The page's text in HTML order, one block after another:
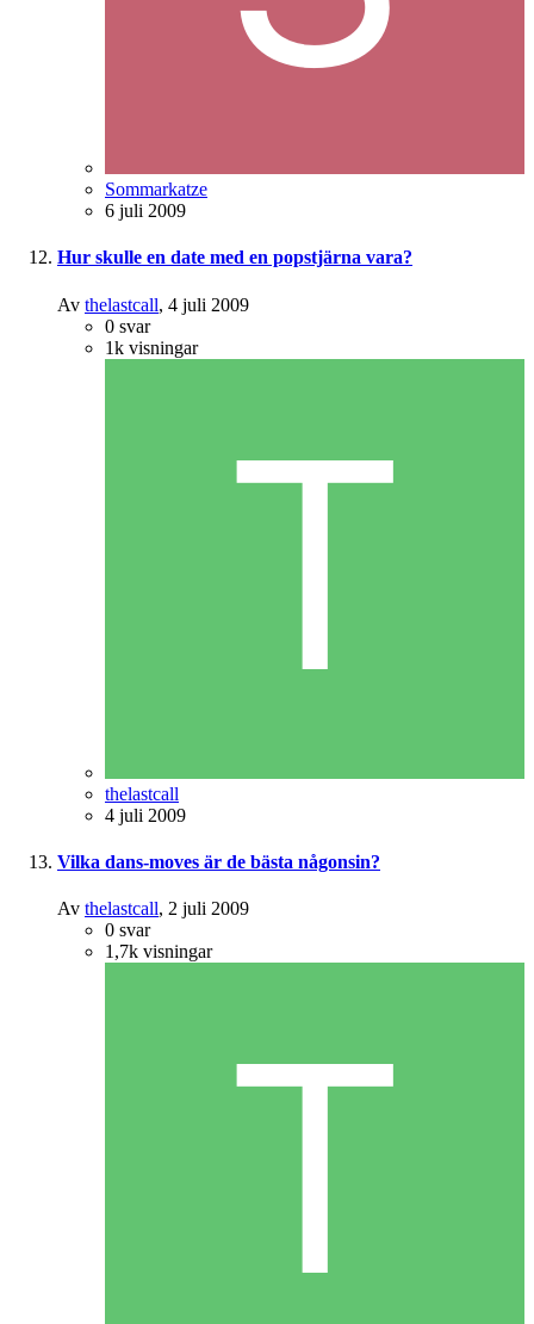
Sommarkatze
6 juli 2009
Hur skulle en date med en popstjärna vara?
Av thelastcall, 4 juli 2009
0 svar
1k visningar
thelastcall
4 juli 2009
Vilka dans-moves är de bästa någonsin?
Av thelastcall, 2 juli 2009
0 svar
1,7k visningar